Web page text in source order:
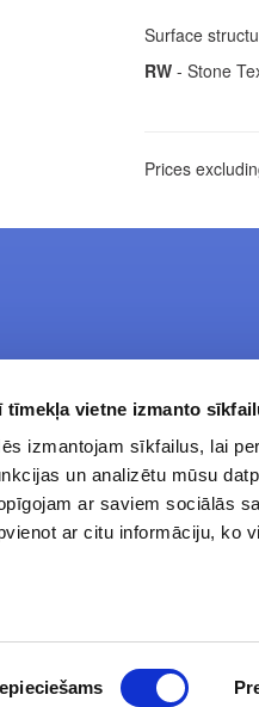
tīmekļa vietne izmanto
izmantojam sīkfailus, lai
un analizētu mūsu
ar saviem sociālās
ar citu informāciju, ko
Surface
RW- Stone
Prices
rights reserved.